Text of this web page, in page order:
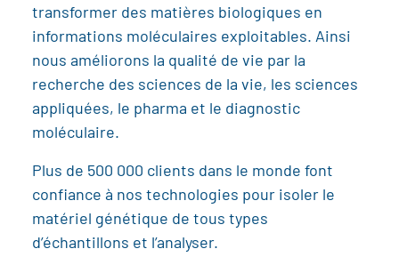
transformer des matières biologiques en
informations moléculaires exploitables. Ainsi
nous améliorons la qualité de vie par la
recherche des sciences de la vie, les sciences
appliquées, le pharma et le diagnostic
moléculaire.
Plus de 500 000 clients dans le monde font
confiance à nos technologies pour isoler le
matériel génétique de tous types
d’échantillons et l’analyser.